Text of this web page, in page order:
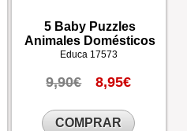
5 Baby Puzzles
Animales Domésticos
Educa 17573
9,90€ 8,95€
COMPRAR